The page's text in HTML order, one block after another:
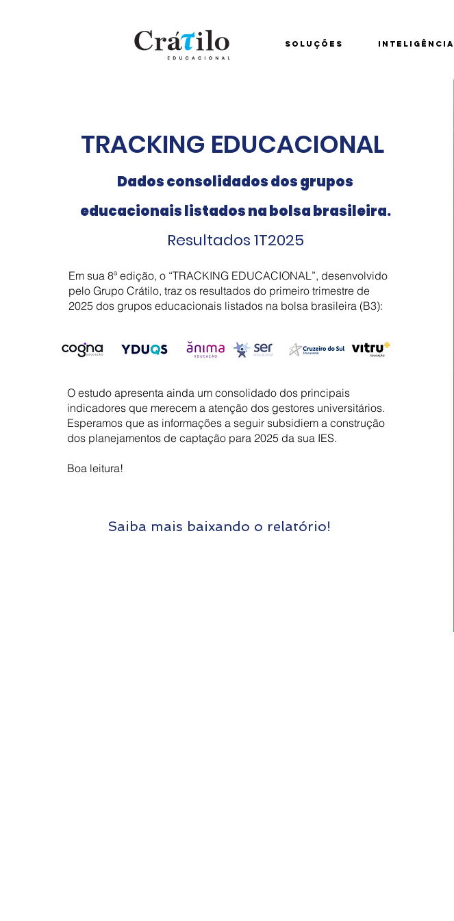
SOLUÇÕES INTELIGÊNCIA
TRACKING EDUCACIONAL
Dados consolidados dos grupos
educacionais listados na bolsa brasileira.
Resultados 1T2025
Em sua 8ª edição, o “TRACKING EDUCACIONAL”, desenvolvido
pelo Grupo Crátilo, traz os resultados do primeiro trimestre de
2025 dos grupos educacionais listados na bolsa brasileira (B3):
O estudo apresenta ainda um consolidado dos principais
indicadores que merecem a atenção dos gestores universitários.
Esperamos que as informações a seguir subsidiem a construção
dos planejamentos de captação para 2025 da sua IES.
Boa leitura!
Saiba mais baixando o relatório!